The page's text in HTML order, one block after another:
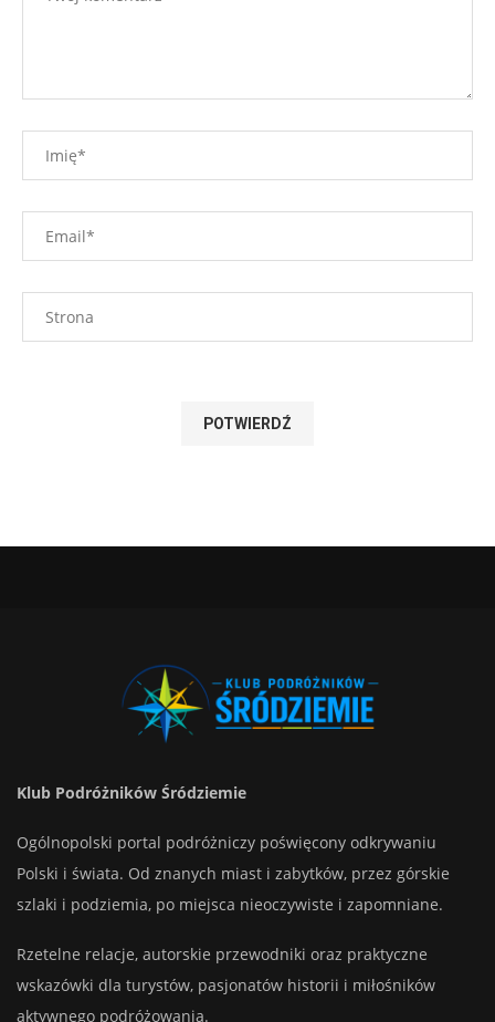
Klub Podróżników Śródziemie
Ogólnopolski portal podróżniczy poświęcony odkrywaniu
Polski i świata. Od znanych miast i zabytków, przez górskie
szlaki i podziemia, po miejsca nieoczywiste i zapomniane.
Rzetelne relacje, autorskie przewodniki oraz praktyczne
wskazówki dla turystów, pasjonatów historii i miłośników
aktywnego podróżowania.